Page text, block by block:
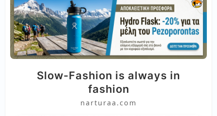
Slow-Fashion is always in
fashion
narturaa.com